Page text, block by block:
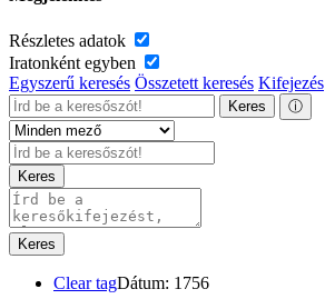
Részletes adatok
Iratonként egyben
Egyszerű keresés Összetett keresés Kifejezés
Keres ⓘ
Keres
Keres
Clear tagDátum: 1756